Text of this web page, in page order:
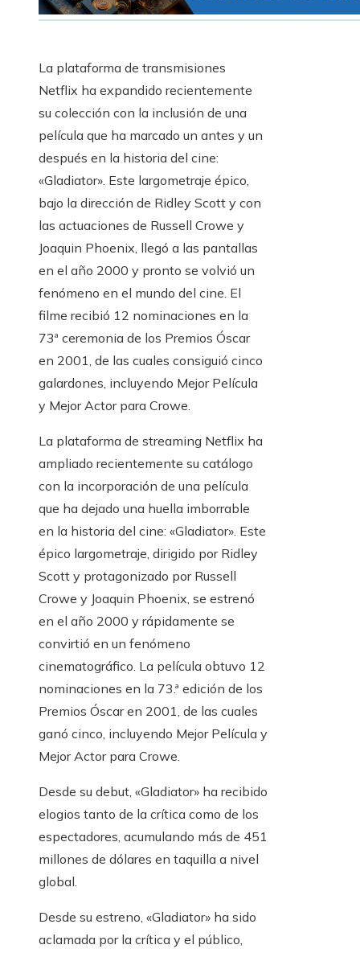
La plataforma de transmisiones
Netflix ha expandido recientemente
su colección con la inclusión de una
película que ha marcado un antes y un
después en la historia del cine:
«Gladiator». Este largometraje épico,
bajo la dirección de Ridley Scott y con
las actuaciones de Russell Crowe y
Joaquin Phoenix, llegó a las pantallas
en el año 2000 y pronto se volvió un
fenómeno en el mundo del cine. El
filme recibió 12 nominaciones en la
73ª ceremonia de los Premios Óscar
en 2001, de las cuales consiguió cinco
galardones, incluyendo Mejor Película
y Mejor Actor para Crowe.
La plataforma de streaming Netflix ha
ampliado recientemente su catálogo
con la incorporación de una película
que ha dejado una huella imborrable
en la historia del cine: «Gladiator». Este
épico largometraje, dirigido por Ridley
Scott y protagonizado por Russell
Crowe y Joaquin Phoenix, se estrenó
en el año 2000 y rápidamente se
convirtió en un fenómeno
cinematográfico. La película obtuvo 12
nominaciones en la 73.ª edición de los
Premios Óscar en 2001, de las cuales
ganó cinco, incluyendo Mejor Película y
Mejor Actor para Crowe.
Desde su debut, «Gladiator» ha recibido
elogios tanto de la crítica como de los
espectadores, acumulando más de 451
millones de dólares en taquilla a nivel
global.
Desde su estreno, «Gladiator» ha sido
aclamada por la crítica y el público,